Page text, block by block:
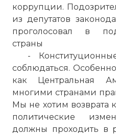
коррупции.
из депутатов
проголосовал в
страны
-
соблюдаться.
как Центральная
многими странами
Мы не хотим возврата
политические
должны проходить в